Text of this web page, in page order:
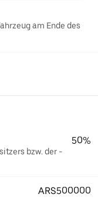
am Ende des
bzw. der -
50%
ARS500000